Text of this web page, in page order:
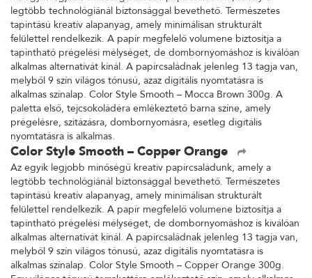
legtöbb technológiánál biztonsággal bevethető. Természetes
tapintású kreatív alapanyag, amely minimálisan strukturált
felülettel rendelkezik. A papír megfelelő volumene biztosítja a
tapintható prégelési mélységet, de dombornyomáshoz is kiválóan
alkalmas alternatívát kínál. A papírcsaládnak jelenleg 13 tagja van,
melyből 9 szín világos tónusú, azaz digitális nyomtatásra is
alkalmas színalap. Color Style Smooth – Mocca Brown 300g. A
paletta első, tejcsokoládéra emlékeztető barna színe, amely
prégelésre, szitázásra, dombornyomásra, esetleg digitális
nyomtatásra is alkalmas.
Color Style Smooth – Copper Orange
Az egyik legjobb minőségű kreatív papírcsaládunk, amely a
legtöbb technológiánál biztonsággal bevethető. Természetes
tapintású kreatív alapanyag, amely minimálisan strukturált
felülettel rendelkezik. A papír megfelelő volumene biztosítja a
tapintható prégelési mélységet, de dombornyomáshoz is kiválóan
alkalmas alternatívát kínál. A papírcsaládnak jelenleg 13 tagja van,
melyből 9 szín világos tónusú, azaz digitális nyomtatásra is
alkalmas színalap. Color Style Smooth – Copper Orange 300g.